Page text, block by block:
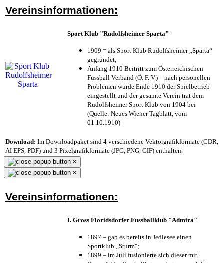
Vereinsinformationen:
Sport Klub "Rudolfsheimer Sparta"
1909 = als Sport Klub Rudolfsheimer „Sparta“
gegründet;
Anfang 1910 Beitritt zum Österreichischen
Fussball Verband (Ö. F. V.) – nach personellen
Problemen wurde Ende 1910 der Spielbetrieb
eingestellt und der gesamte Verein trat dem
Rudolfsheimer Sport Klub von 1904 bei
(Quelle: Neues Wiener Tagblatt, vom
01.10.1910)
Download: Im Downloadpaket sind 4 verschiedene Vektorgrafikformate (CDR,
AI EPS, PDF) und 3 Pixelgrafikformate (JPG, PNG, GIF) enthalten.
×
×
Vereinsinformationen:
I. Gross Floridsdorfer Fussballklub "Admira"
1897 – gab es bereits in Jedlesee einen
Sportklub „Sturm“;
1899 – im Juli fusionierte sich dieser mit